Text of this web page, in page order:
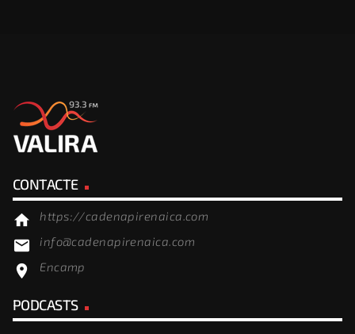
CONTACTE
home https://cadenapirenaica.com
email info@cadenapirenaica.com
location_on Encamp
PODCASTS